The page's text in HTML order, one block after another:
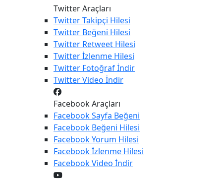
Twitter Araçları
TwitterTakipçi Hilesi
Twitter Beğeni Hilesi
Twitter Retweet Hilesi
Twitterİzlenme Hilesi
Twitter Fotoğraf İndir
TwitterVideo İndir
Facebook Araçları
FacebookSayfa Beğeni
Facebook Beğeni Hilesi
FacebookYorum Hilesi
Facebookİzlenme Hilesi
FacebookVideo İndir